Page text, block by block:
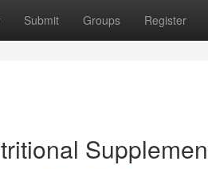
Submit Groups Register